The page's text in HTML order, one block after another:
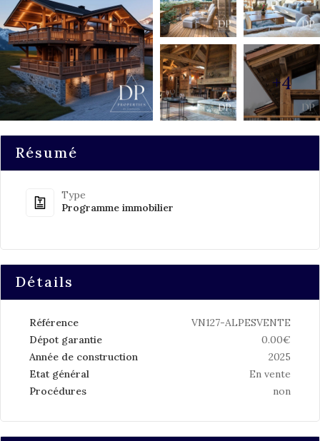
+4
Résumé
Type
Programme immobilier
Détails
Référence
VN127-ALPESVENTE
Dépot garantie
0.00€
Année de construction
2025
Etat général
En vente
Procédures
non